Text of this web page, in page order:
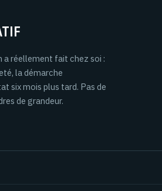
a réellement fait chez soi :
la démarche
six mois plus tard. Pas de
de grandeur.